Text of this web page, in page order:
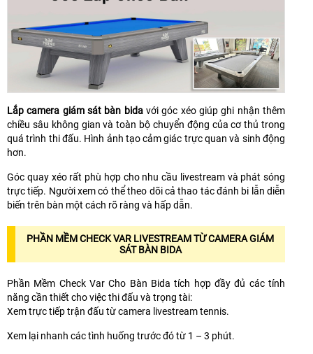
Lắp camera giám sát bàn bidavới góc xéo giúp ghi nhận thêm
chiều sâu không gian và toàn bộ chuyển động của cơ thủ trong
quá trình thi đấu. Hình ảnh tạo cảm giác trực quan và sinh động
hơn.
Góc quay xéo rất phù hợp cho nhu cầu livestream và phát sóng
trực tiếp. Người xem có thể theo dõi cả thao tác đánh bi lẫn diễn
biến trên bàn một cách rõ ràng và hấp dẫn.
PHẦN MỀM CHECK VAR LIVESTREAM TỪ CAMERA GIÁM
SÁT BÀN BIDA
Phần Mềm Check Var Cho Bàn Bida tích hợp đầy đủ các tính
năng cần thiết cho việc thi đấu và trọng tài:
Xem trực tiếp trận đấu từ camera livestream tennis.
Xem lại nhanh các tình huống trước đó từ 1 – 3 phút.